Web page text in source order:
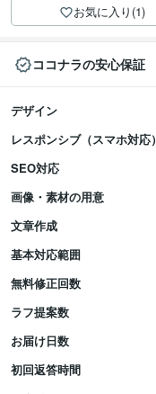
お気に入り(1)
ココナラの安心保証
デザイン
レスポンシブ（スマホ対応）
SEO対応
画像・素材の用意
文章作成
基本対応範囲
無料修正回数
ラフ提案数
お届け日数
初回返答時間